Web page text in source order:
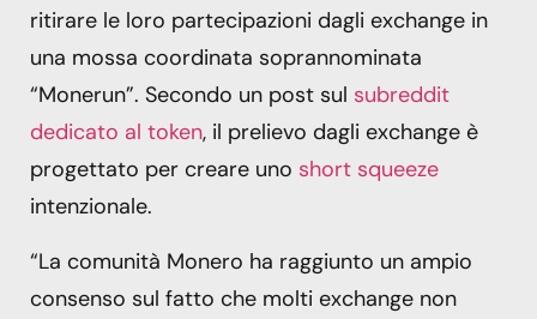
ritirare le loro partecipazioni dagli exchange in
una mossa coordinata soprannominata
“Monerun”. Secondo un post sul subreddit
dedicato al token, il prelievo dagli exchange è
progettato per creare uno short squeeze
intenzionale.
“La comunità Monero ha raggiunto un ampio
consenso sul fatto che molti exchange non